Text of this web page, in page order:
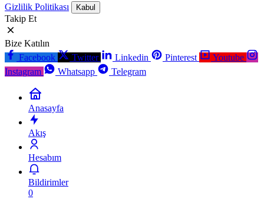
Gizlilik Politikası Kabul
Takip Et
Bize Katılın
Facebook
Twitter Linkedin Pinterest
Youtube
Instagram
Whatsapp Telegram
Anasayfa
Akış
Hesabım
Bildirimler
0